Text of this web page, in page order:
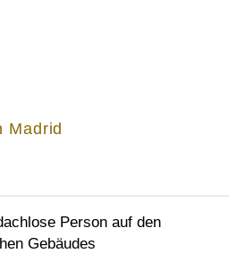
Madrid
Person auf den
Gebäudes